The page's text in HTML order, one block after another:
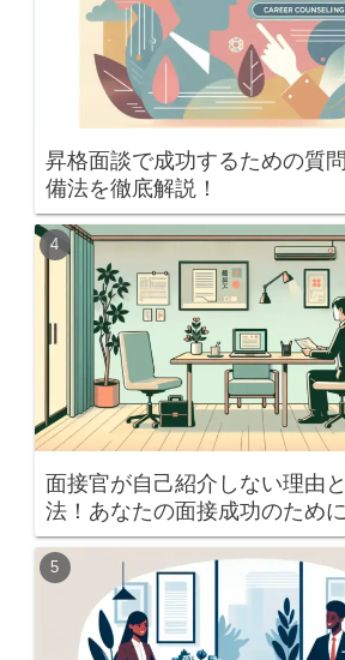
昇格面談で成功するための質
備法を徹底解説！
面接官が自己紹介しない理由
法！あなたの面接成功のために